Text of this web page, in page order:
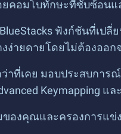
คอมโบทักษะที่ซับซ้อนแ
ฟังก์ชันที่เ
ง่ายดายโดยไม่ต้องออก
ว่าที่เคย มอบประสบก
Keymapping แ
องคุณและครองการแข่